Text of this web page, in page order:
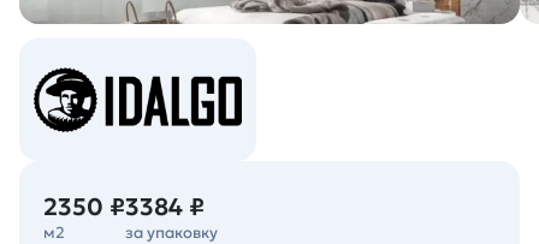
2350 ₽
м2
3384 ₽
за упаковку